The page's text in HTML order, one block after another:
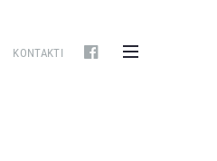
KONTAKTI